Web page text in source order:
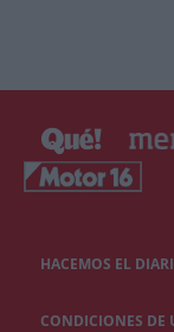
HACEMOS EL
CONDICIONES DE